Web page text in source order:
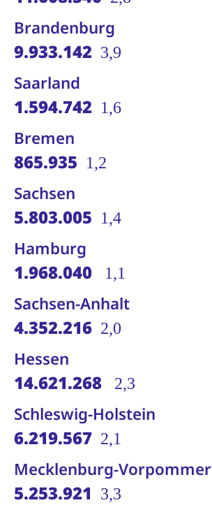
Brandenburg
9.933.142 3,9
Saarland
1.594.742 1,6
Bremen
865.935 1,2
Sachsen
5.803.005 1,4
Hamburg
1.968.040 1,1
Sachsen-Anhalt
4.352.216 2,0
Hessen
14.621.268 2,3
Schleswig-Holstein
6.219.567 2,1
Mecklenburg-
5.253.921 3,3